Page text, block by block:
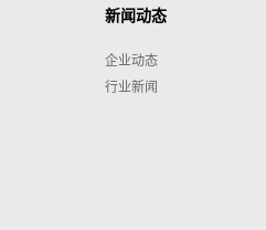
新闻动态
企业动态
行业新闻